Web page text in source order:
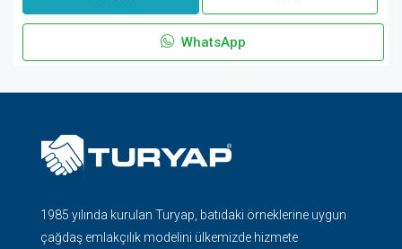
WhatsApp
1985 yılında kurulan Turyap, batıdaki örneklerine uygun
çağdaş emlakçılık modelini ülkemizde hizmete